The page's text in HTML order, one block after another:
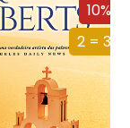
10%
2 = 3